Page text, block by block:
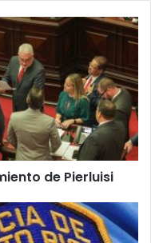
de Pierluisi